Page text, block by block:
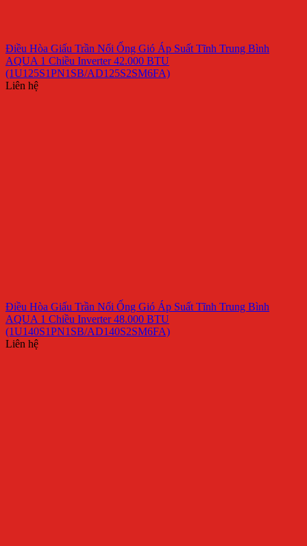
Điều Hòa Giấu Trần Nối Ống Gió Áp Suất Tĩnh Trung Bình
AQUA 1 Chiều Inverter 42.000 BTU
(1U125S1PN1SB/AD125S2SM6FA)
Liên hệ
Điều Hòa Giấu Trần Nối Ống Gió Áp Suất Tĩnh Trung Bình
AQUA 1 Chiều Inverter 48.000 BTU
(1U140S1PN1SB/AD140S2SM6FA)
Liên hệ